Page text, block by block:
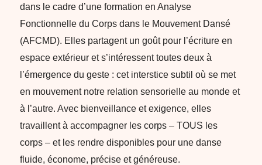
dans le cadre d’une formation en Analyse
Fonctionnelle du Corps dans le Mouvement Dansé
(AFCMD). Elles partagent un goût pour l’écriture en
espace extérieur et s’intéressent toutes deux à
l’émergence du geste : cet interstice subtil où se met
en mouvement notre relation sensorielle au monde et
à l’autre. Avec bienveillance et exigence, elles
travaillent à accompagner les corps – TOUS les
corps – et les rendre disponibles pour une danse
fluide, économe, précise et généreuse.